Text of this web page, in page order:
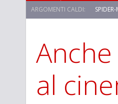
ARGOMENTI CALDI:
al